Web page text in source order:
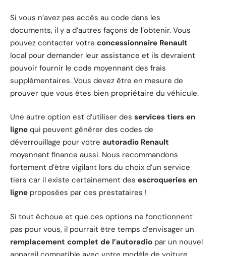
Si vous n’avez pas accès au code dans les
documents, il y a d’autres façons de l’obtenir. Vous
pouvez contacter votre concessionnaire Renault
local pour demander leur assistance et ils devraient
pouvoir fournir le code moyennant des frais
supplémentaires. Vous devez être en mesure de
prouver que vous êtes bien propriétaire du véhicule.
Une autre option est d’utiliser des services tiers en
ligne qui peuvent générer des codes de
déverrouillage pour votre autoradio Renault
moyennant finance aussi. Nous recommandons
fortement d’être vigilant lors du choix d’un service
tiers car il existe certainement des escroqueries en
ligne proposées par ces prestataires !
Si tout échoue et que ces options ne fonctionnent
pas pour vous, il pourrait être temps d’envisager un
remplacement complet de l’autoradio par un nouvel